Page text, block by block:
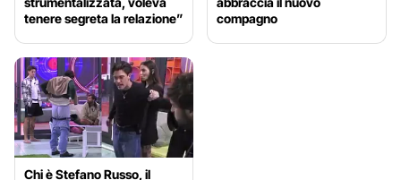
tenere segreta la relazione”
compagno
Chi è Stefano Russo, il